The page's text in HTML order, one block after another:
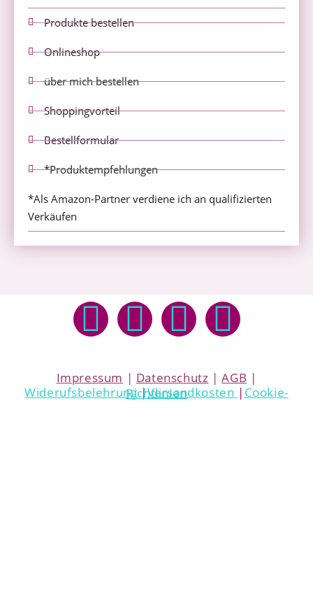
Produkte bestellen
Onlineshop
über mich bestellen
Shoppingvorteil
Bestellformular
*Produktempfehlungen
*Als Amazon-Partner verdiene ich an qualifizierten
Verkäufen
Impressum | Datenschutz |AGB |
Widerufsbelehrung|Versandkosten |
Cookie-Richtlinien